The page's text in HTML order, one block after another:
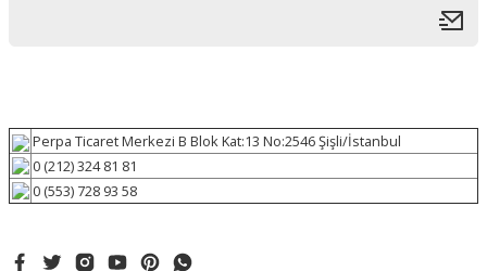
Perpa Ticaret Merkezi B Blok Kat:13 No:2546 Şişli/İstanbul
0 (212) 324 81 81
0 (553) 728 93 58